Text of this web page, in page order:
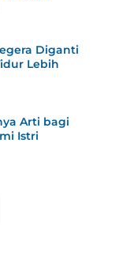
Diganti
Lebih
Arti bagi
Istri